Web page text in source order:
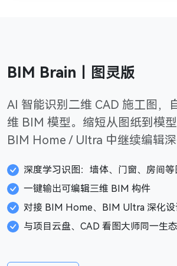
BIM Brain｜图灵版
AI 智能识别二维 CAD 施工图，
维 BIM 模型。缩短从图纸到模
BIM Home / Ultra 中继续编辑
深度学习识图：墙体、门窗、房间等
一键输出可编辑三维 BIM 构件
对接 BIM Home、BIM Ultra 深化设
与项目云盘、CAD 看图大师同一生态